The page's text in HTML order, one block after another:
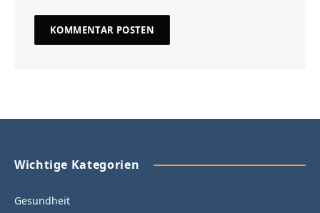
Wichtige Kategorien
Gesundheit